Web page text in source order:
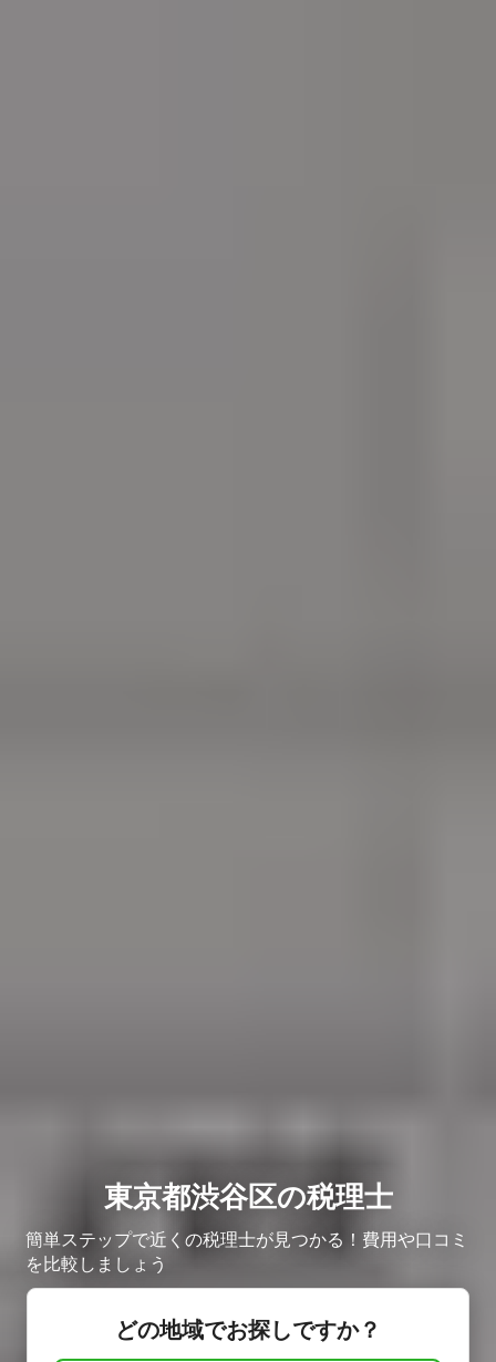
東京都渋谷区の税理士
簡単ステップで近くの税理士が見つかる！費用や口コミ
を比較しましょう
どの地域でお探しですか？